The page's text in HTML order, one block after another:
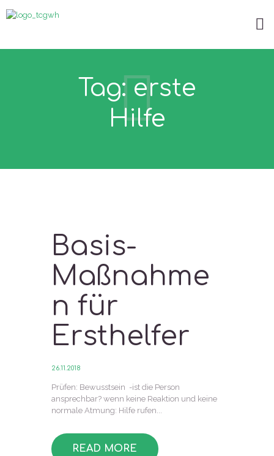
Tag: erste
Hilfe
Basis-
Maßnahme
n für
Ersthelfer
26.11.2018
Prüfen: Bewusstsein -ist die Person
ansprechbar? wenn keine Reaktion und keine
normale Atmung: Hilfe rufen...
READ MORE